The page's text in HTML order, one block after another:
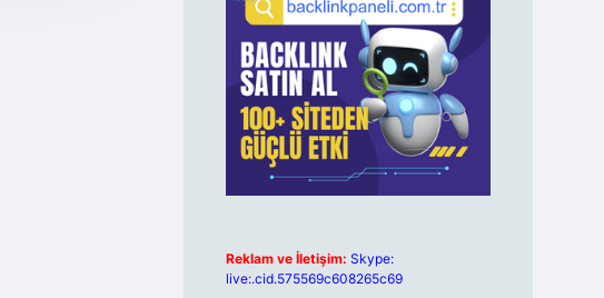
Reklam ve İletişim: Skype:
live:.cid.575569c608265c69